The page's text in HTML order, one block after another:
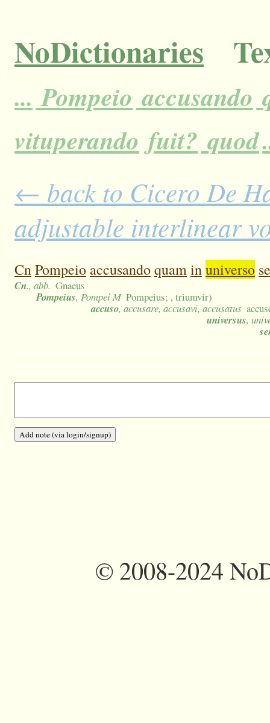
NoDictionaries
... Pompeio accusando
vituperando fuit? quod
← back to Cicero De
adjustable interlinear
CnPompeio accusandoquaminuniverso
Cn., abb. Gnaeus
Pompeius, Pompei M Pompeius; , triumvir)
accuso, accusare, accusavi, accusatus
universus,
©2008-2024